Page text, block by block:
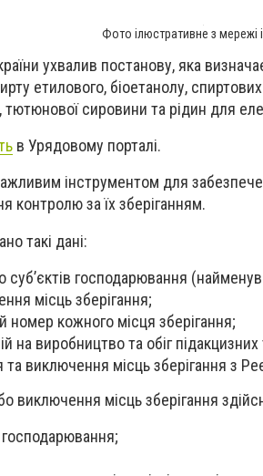
Фото ілюстративне з мережі
ухвалив постанову, яка
етилового, біоетанолу,
сировини та рідин для
в Урядовому порталі.
інструментом для
контролю за їх зберіганням.
такі дані:
суб’єктів господарювання
місць зберігання;
номер кожного місця зберігання;
на виробництво та обіг підакцизних
виключення місць зберігання з
виключення місць зберігання
господарювання;